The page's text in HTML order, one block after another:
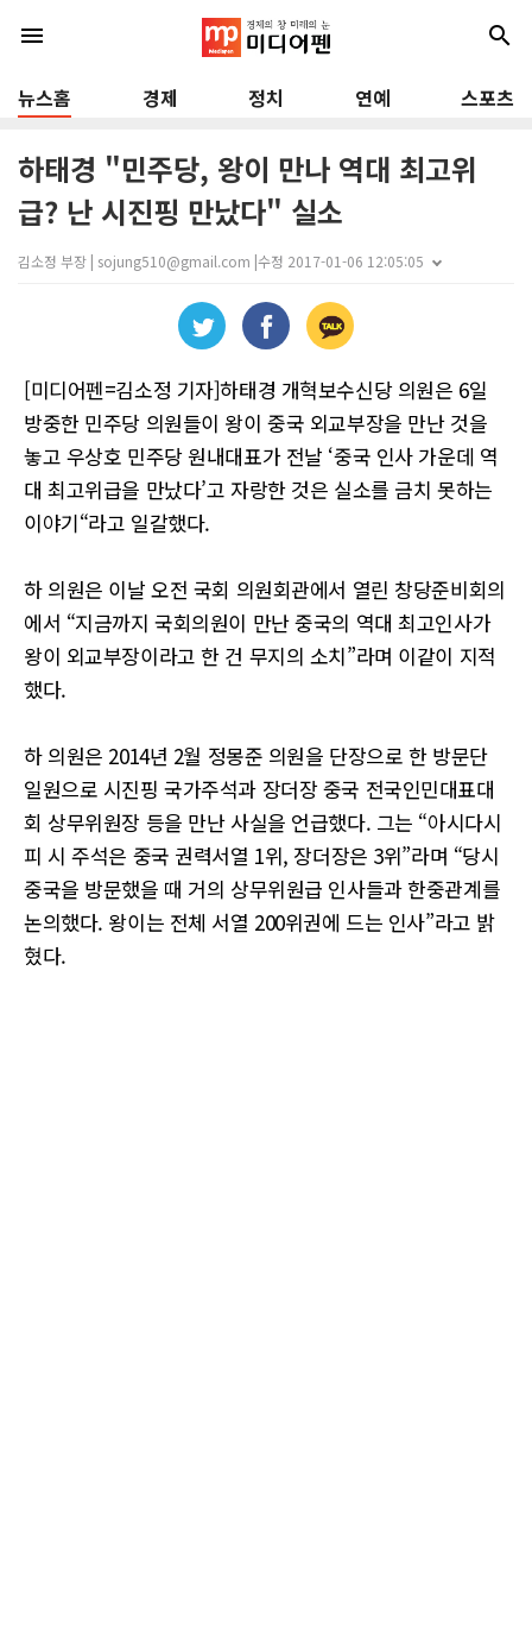
menu search
뉴스홈 경제 정치 연예 스포츠
하태경 "민주당, 왕이 만나 역대 최고위
급? 난 시진핑 만났다" 실소
김소정 부장 | sojung510@gmail.com |수정 2017-01-06 12:05:05
[미디어펜=김소정 기자]하태경 개혁보수신당 의원은 6일
방중한 민주당 의원들이 왕이 중국 외교부장을 만난 것을
놓고 우상호 민주당 원내대표가 전날 ‘중국 인사 가운데 역
대 최고위급을 만났다’고 자랑한 것은 실소를 금치 못하는
이야기“라고 일갈했다.
하 의원은 이날 오전 국회 의원회관에서 열린 창당준비회의
에서 “지금까지 국회의원이 만난 중국의 역대 최고인사가
왕이 외교부장이라고 한 건 무지의 소치”라며 이같이 지적
했다.
하 의원은 2014년 2월 정몽준 의원을 단장으로 한 방문단
일원으로 시진핑 국가주석과 장더장 중국 전국인민대표대
회 상무위원장 등을 만난 사실을 언급했다. 그는 “아시다시
피 시 주석은 중국 권력서열 1위, 장더장은 3위”라며 “당시
중국을 방문했을 때 거의 상무위원급 인사들과 한중관계를
논의했다. 왕이는 전체 서열 200위권에 드는 인사”라고 밝
혔다.